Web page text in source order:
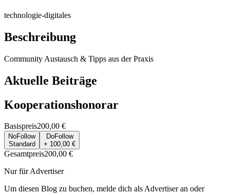
technologie-digitales
Beschreibung
Community Austausch & Tipps aus der Praxis
Aktuelle Beiträge
Kooperationshonorar
Basispreis200,00 €
NoFollow
Standard
DoFollow
+ 100,00 €
Gesamtpreis200,00 €
Nur für Advertiser
Um diesen Blog zu buchen, melde dich als Advertiser an oder